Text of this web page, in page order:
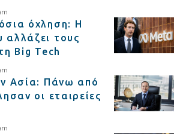
όχληση: Η
τους
Big Tech
Ασία: Πάνω από
οι εταιρείες